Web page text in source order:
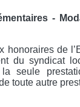
-
honoraires de
du syndicat
seule
toute autre